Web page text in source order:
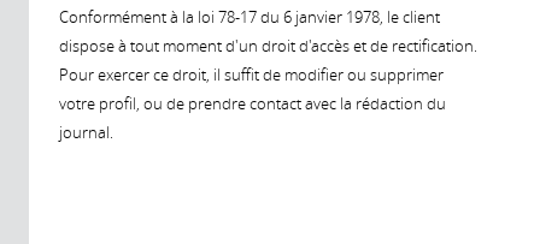
Conformément à la loi 78-17 du 6 janvier 1978, le client
dispose à tout moment d'un droit d'accès et de rectification.
Pour exercer ce droit, il suffit de modifier ou supprimer
votre profil, ou de prendre contact avec la rédaction du
journal.